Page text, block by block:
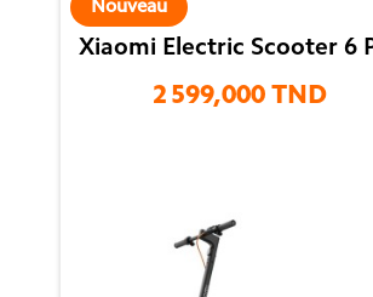
Xiaomi Electric Scooter 6
2 599,000 TND
Nouveau